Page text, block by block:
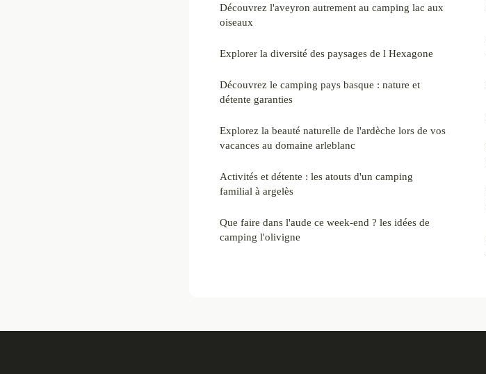
Découvrez l'aveyron autrement au camping lac aux
oiseaux
Explorer la diversité des paysages de l Hexagone
Découvrez le camping pays basque : nature et
détente garanties
Explorez la beauté naturelle de l'ardèche lors de vos
vacances au domaine arleblanc
Activités et détente : les atouts d'un camping
familial à argelès
Que faire dans l'aude ce week-end ? les idées de
camping l'olivigne